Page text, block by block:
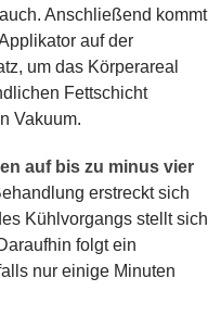
Anschließend kommt
auf der
um das Körperareal
Fettschicht
Vakuum.
auf bis zu minus vier
erstreckt sich
Kühlvorgangs stellt sich
folgt ein
nur einige Minuten